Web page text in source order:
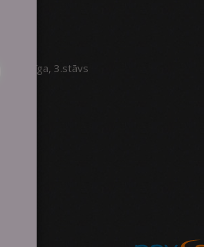
323, Rīga, 3.stāvs